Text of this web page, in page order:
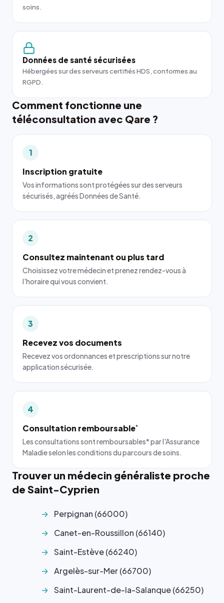
soins.
Données de santé sécurisées
Hébergées sur des serveurs certifiés HDS, conformes au
RGPD.
Comment fonctionne une
téléconsultation avec Qare ?
1
Inscription gratuite
Vos informations sont protégées sur des serveurs
sécurisés, agréés Données de Santé.
2
Consultez maintenant ou plus tard
Choisissez votre médecin et prenez rendez-vous à
l'horaire qui vous convient.
3
Recevez vos documents
Recevez vos ordonnances et prescriptions sur notre
application sécurisée.
4
Consultation remboursable*
Les consultations sont remboursables* par l'Assurance
Maladie selon les conditions du parcours de soins.
Trouver un médecin généraliste proche
de Saint-Cyprien
Perpignan (66000)
Canet-en-Roussillon (66140)
Saint-Estève (66240)
Argelès-sur-Mer (66700)
Saint-Laurent-de-la-Salanque (66250)